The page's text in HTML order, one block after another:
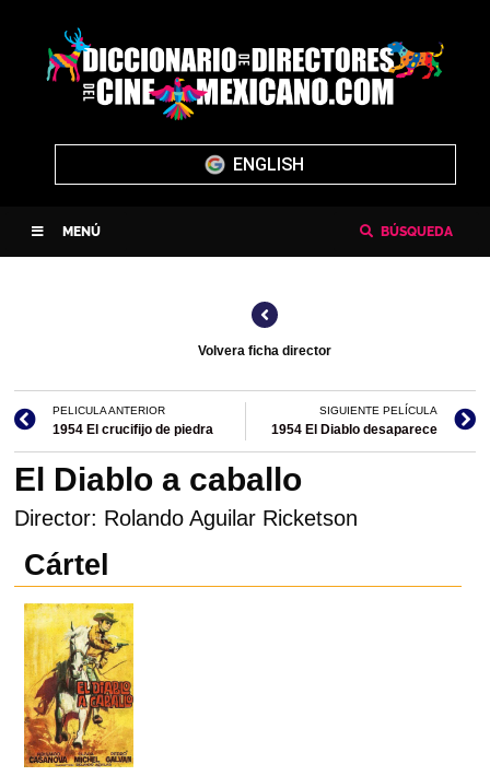
ENGLISH
MENÚ BÚSQUEDA
Volvera ficha director
PELICULA ANTERIOR
1954 El crucifijo de piedra
SIGUIENTE PELÍCULA
1954 El Diablo desaparece
El Diablo a caballo
Director: Rolando Aguilar Ricketson
Cártel